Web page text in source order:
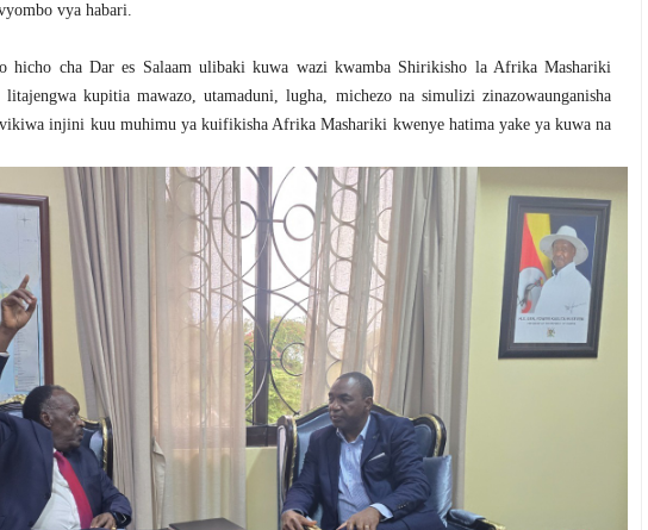
vya habari.
hicho cha Dar es Salaam ulibaki kuwa wazi kwamba Shirikisho la Afrika Mashariki
kupitia mawazo, utamaduni, lugha, michezo na simulizi zinazowaunganisha
injini kuu muhimu ya kuifikisha Afrika Mashariki kwenye hatima yake ya kuwa na